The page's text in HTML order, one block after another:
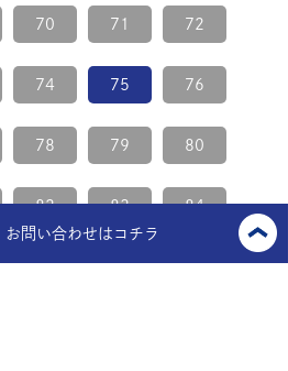
お問い合わせはコチラ
70 71 72
74 75 76
78 79 80
82 83 84
86 87 88